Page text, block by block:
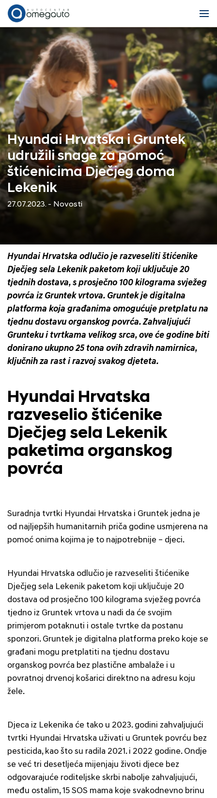
Hyundai Hrvatska i Gruntek
udružili snage za pomoć
štićenicima Dječjeg doma
Lekenik
27.07.2023. - Novosti
Hyundai Hrvatska odlučio je razveseliti štićenike
Dječjeg sela Lekenik paketom koji uključuje 20
tjednih dostava, s prosječno 100 kilograma svježeg
povrća iz Gruntek vrtova. Gruntek je digitalna
platforma koja građanima omogućuje pretplatu na
tjednu dostavu organskog povrća. Zahvaljujući
Grunteku i tvrtkama velikog srca, ove će godine biti
donirano ukupno 25 tona ovih zdravih namirnica,
ključnih za rast i razvoj svakog djeteta.
Hyundai Hrvatska
razveselio štićenike
Dječjeg sela Lekenik
paketima organskog
povrća
Suradnja tvrtki Hyundai Hrvatska i Gruntek jedna je
od najljepših humanitarnih priča godine usmjerena na
pomoć onima kojima je to najpotrebnije – djeci.
Hyundai Hrvatska odlučio je razveseliti štićenike
Dječjeg sela Lekenik paketom koji uključuje 20
dostava od prosječno 100 kilograma svježeg povrća
tjedno iz Gruntek vrtova u nadi da će svojim
primjerom potaknuti i ostale tvrtke da postanu
sponzori. Gruntek je digitalna platforma preko koje se
građani mogu pretplatiti na tjednu dostavu
organskog povrća bez plastične ambalaže i u
povratnoj drvenoj košarici direktno na adresu koju
žele.
Djeca iz Lekenika će tako u 2023. godini zahvaljujući
tvrtki Hyundai Hrvatska uživati u Gruntek povrću bez
pesticida, kao što su radila 2021. i 2022 godine. Ondje
se već tri desetljeća mijenjaju životi djece bez
odgovarajuće roditeljske skrbi nabolje zahvaljujući,
među ostalim, 15 SOS mama koje svakodnevno brinu